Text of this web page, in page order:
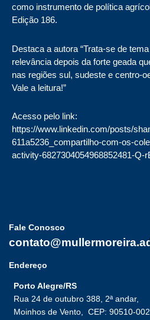
como instrumento de política
Edição 186.
Destaca a autora “Trata-se de
relevância depois da forte geada
nas regiões sul, sudeste e centro-
Vale a leitura!”
Acesso pelo link:
https://www.linkedin.com/posts/
611a5236_compartilho-com-os-
activity-6827304054968852481-Q-
Fale Conosco
Endereço
Porto Alegre/RS
Rua 24 de outubro 388, 2ª andar,
Moinhos de Vento, CEP: 90510-002